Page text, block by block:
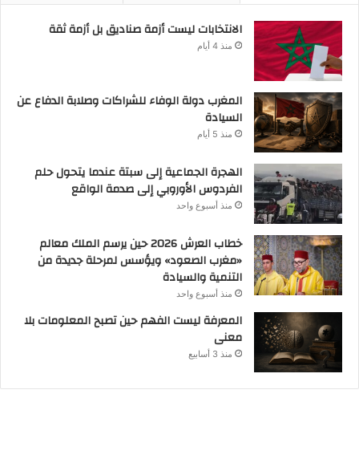
الانتخابات ليست أزمة صناديق بل أزمة ثقة
منذ 4 أيام
المغرب دولة الوفاء للشراكات وصلابة الدفاع عن
السيادة
منذ 5 أيام
الهجرة الجماعية إلى سبتة عندما يتحول حلم
الفردوس الأوروبي إلى صدمة الواقع
منذ أسبوع واحد
خطاب العرش 2026 حين يرسم الملك معالم
«مغرب الصعود» ويؤسس لمرحلة جديدة من
التنمية والسيادة
منذ أسبوع واحد
المعرفة ليست الفهم حين تصبح المعلومات بلا
معنى
منذ 3 أسابيع